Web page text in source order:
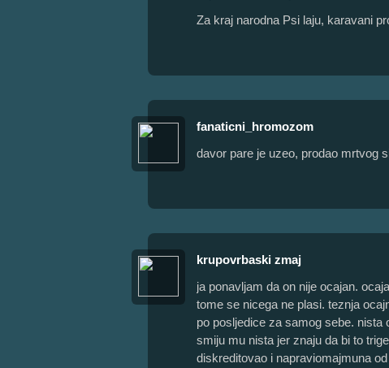
Za kraj narodna Psi laju, karavani
fanaticni_hromozom
davor pare je uzeo, prodao mrtvog
krupovrbaski zmaj
ja ponavljam da on nije ocajan.
tome se nicega ne plasi. teznja
po posljedice za samog sebe. nista
smiju mu nista jer znaju da bi to
diskreditovao i napraviomajmuna